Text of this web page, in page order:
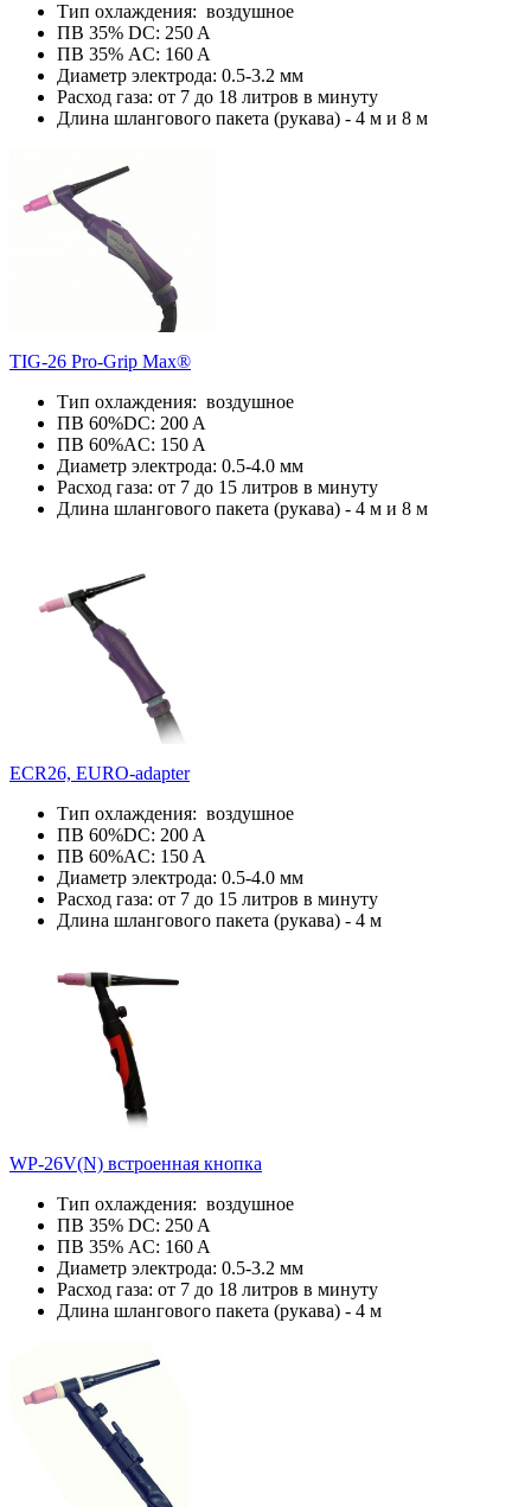
Тип охлаждения: воздушное
ПВ 35% DC: 250 A
ПВ 35% AC: 160 A
Диаметр электрода: 0.5-3.2 мм
Расход газа: от 7 до 18 литров в минуту
Длина шлангового пакета (рукава) - 4 м и 8 м
TIG-26 Pro-Grip Max®
Тип охлаждения: воздушное
ПВ 60%DC: 200 A
ПВ 60%AC: 150 A
Диаметр электрода: 0.5-4.0 мм
Расход газа: от 7 до 15 литров в минуту
Длина шлангового пакета (рукава) - 4 м и 8 м
ECR26, EURO-adapter
Тип охлаждения: воздушное
ПВ 60%DC: 200 A
ПВ 60%AC: 150 A
Диаметр электрода: 0.5-4.0 мм
Расход газа: от 7 до 15 литров в минуту
Длина шлангового пакета (рукава) - 4 м
WP-26V(N) встроенная кнопка
Тип охлаждения: воздушное
ПВ 35% DC: 250 A
ПВ 35% AC: 160 A
Диаметр электрода: 0.5-3.2 мм
Расход газа: от 7 до 18 литров в минуту
Длина шлангового пакета (рукава) - 4 м